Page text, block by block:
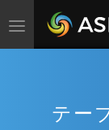
Toggle
テー